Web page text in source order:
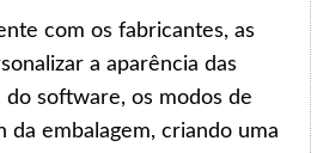
com os fabricantes, as
a aparência das
do software, os modos de
da embalagem, criando uma